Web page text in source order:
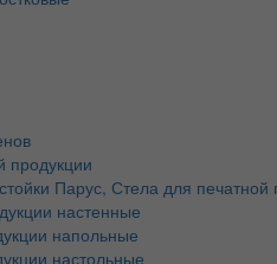
продукции
Парус, Стела для печатной
настенные
напольные
настольные